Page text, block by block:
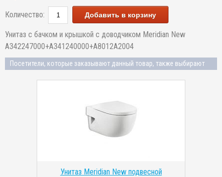
Количество: Добавить в корзину
Унитаз с бачком и крышкой с доводчиком Meridian New
A342247000+A341240000+A8012A2004
Посетители, которые заказывают данный товар, также выбирают
Унитаз Meridian New подвесной